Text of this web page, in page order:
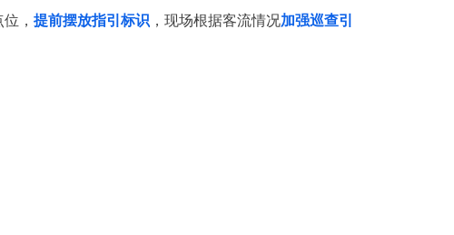
， 提前摆放指引标识，现场根据客流情况加强巡查引